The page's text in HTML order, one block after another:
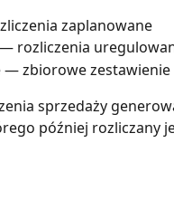
zaplanowane
— rozliczenia
— zbiorowe zestawienie
sprzedaży
później rozliczany